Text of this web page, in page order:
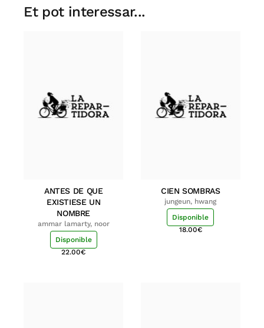
Et pot interessar...
ANTES DE QUE
EXISTIESE UN
NOMBRE
ammar lamarty, noor
Disponible
22.00€
CIEN SOMBRAS
jungeun, hwang
Disponible
18.00€